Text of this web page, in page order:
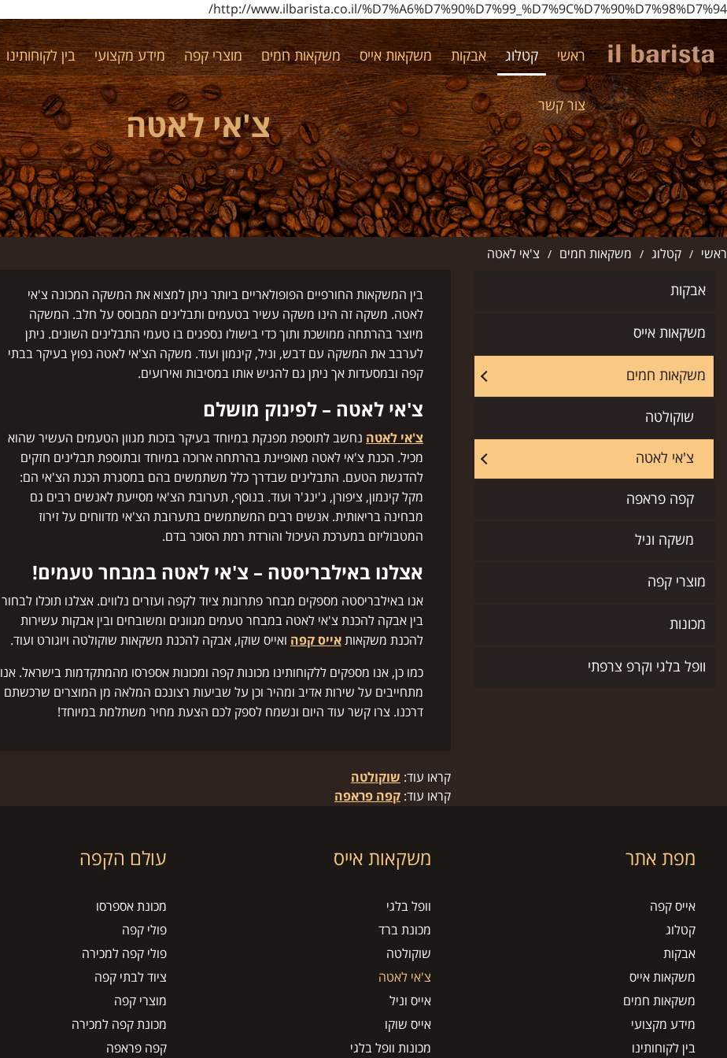
http://www.ilbarista.co.il/%D7%A6%D7%90%D7%99_%D7%9C%D7%90%D7%98%D7%94/
ראשי קטלוג אבקות משקאות אייס משקאות חמים מוצרי קפה מידע מקצועי בין לקוחותינו
צור קשר
צ'אי לאטה
ראשי / קטלוג / משקאות חמים / צ'אי לאטה
אבקות
משקאות אייס
משקאות חמים
שוקולטה
צ'אי לאטה
קפה פראפה
משקה וניל
מוצרי קפה
מכונות
וופל בלגי וקרפ צרפתי
בין המשקאות החורפיים הפופולאריים ביותר ניתן למצוא את המשקה המכונה צ'אי
לאטה. משקה זה הינו משקה עשיר בטעמים ותבלינים המבוסס על חלב. המשקה
מיוצר בהרתחה ממושכת ותוך כדי בישולו נספגים בו טעמי התבלינים השונים. ניתן
לערבב את המשקה עם דבש, וניל, קינמון ועוד. משקה הצ'אי לאטה נפוץ בעיקר בבתי
קפה ובמסעדות אך ניתן גם להגיש אותו במסיבות ואירועים.
צ'אי לאטה – לפינוק מושלם
צ'אי לאטה נחשב לתוספת מפנקת במיוחד בעיקר בזכות מגוון הטעמים העשיר שהוא
מכיל. הכנת צ'אי לאטה מאופיינת בהרתחה ארוכה במיוחד ובתוספת תבלינים חזקים
להדגשת הטעם. התבלינים שבדרך כלל משתמשים בהם במסגרת הכנת הצ'אי הם:
מקל קינמון, ציפורן, ג'ינג'ר ועוד. בנוסף, תערובת הצ'אי מסייעת לאנשים רבים גם
מבחינה בריאותית. אנשים רבים המשתמשים בתערובת הצ'אי מדווחים על זירוז
המטבוליזם במערכת העיכול והורדת רמת הסוכר בדם.
אצלנו באילבריסטה – צ'אי לאטה במבחר טעמים!
אנו באילבריסטה מספקים מבחר פתרונות ציוד לקפה ועזרים נלווים. אצלנו תוכלו לבחור
בין אבקה להכנת צ'אי לאטה במבחר טעמים מגוונים ומשובחים ובין אבקות עשירות
להכנת משקאות אייס קפה ואייס שוקו, אבקה להכנת משקאות שוקולטה ויוגורט ועוד.
כמו כן, אנו מספקים ללקוחותינו מכונות קפה ומכונות אספרסו מהמתקדמות בישראל. אנו
מתחייבים על שירות אדיב ומהיר וכן על שביעות רצונכם המלאה מן המוצרים שרכשתם
דרכנו. צרו קשר עוד היום ונשמח לספק לכם הצעת מחיר משתלמת במיוחד!
קראו עוד: שוקולטה
קראו עוד: קפה פראפה
מפת אתר
אייס קפה
קטלוג
אבקות
משקאות אייס
משקאות חמים
מידע מקצועי
בין לקוחותינו
משקאות אייס
וופל בלגי
מכונת ברד
שוקולטה
צ'אי לאטה
אייס וניל
אייס שוקו
מכונות וופל בלגי
עולם הקפה
מכונת אספרסו
פולי קפה
פולי קפה למכירה
ציוד לבתי קפה
מוצרי קפה
מכונת קפה למכירה
קפה פראפה